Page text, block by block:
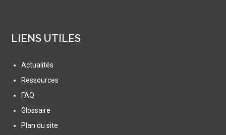
LIENS UTILES
Actualités
Ressources
FAQ
Glossaire
Plan du site